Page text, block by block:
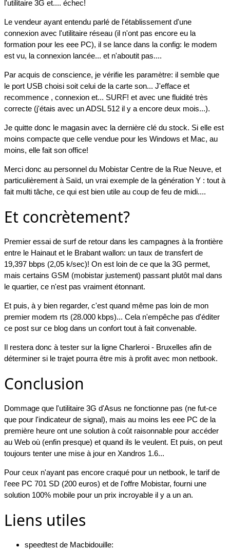
l'utilitaire 3G et.... échec!
Le vendeur ayant entendu parlé de l'établissement d'une
connexion avec l'utilitaire réseau (il n'ont pas encore eu la
formation pour les eee PC), il se lance dans la config: le modem
est vu, la connexion lancée... et n'aboutit pas....
Par acquis de conscience, je vérifie les paramètre: il semble que
le port USB choisi soit celui de la carte son... J'efface et
recommence , connexion et... SURF! et avec une fluidité très
correcte (j'étais avec un ADSL 512 il y a encore deux mois...).
Je quitte donc le magasin avec la dernière clé du stock. Si elle est
moins compacte que celle vendue pour les Windows et Mac, au
moins, elle fait son office!
Merci donc au personnel du Mobistar Centre de la Rue Neuve, et
particulièrement à Saïd, un vrai exemple de la génération Y : tout à
fait multi tâche, ce qui est bien utile au coup de feu de midi....
Et concrètement?
Premier essai de surf de retour dans les campagnes à la frontière
entre le Hainaut et le Brabant wallon: un taux de transfert de
19,397 bbps (2,05 k/sec)! On est loin de ce que la 3G permet,
mais certains GSM (mobistar justement) passant plutôt mal dans
le quartier, ce n'est pas vraiment étonnant.
Et puis, à y bien regarder, c'est quand même pas loin de mon
premier modem rts (28.000 kbps)... Cela n'empêche pas d'éditer
ce post sur ce blog dans un confort tout à fait convenable.
Il restera donc à tester sur la ligne Charleroi - Bruxelles afin de
déterminer si le trajet pourra être mis à profit avec mon netbook.
Conclusion
Dommage que l'utilitaire 3G d'Asus ne fonctionne pas (ne fut-ce
que pour l'indicateur de signal), mais au moins les eee PC de la
première heure ont une solution à coût raisonnable pour accéder
au Web où (enfin presque) et quand ils le veulent. Et puis, on peut
toujours tenter une mise à jour en Xandros 1.6...
Pour ceux n'ayant pas encore craqué pour un netbook, le tarif de
l'eee PC 701 SD (200 euros) et de l'offre Mobistar, fourni une
solution 100% mobile pour un prix incroyable il y a un an.
Liens utiles
speedtest de Macbidouille: